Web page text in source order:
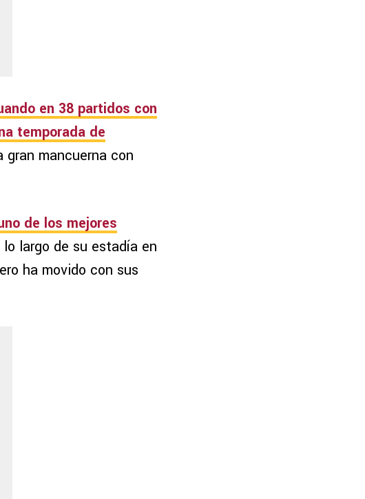
en 38 partidos con
temporada de
gran mancuerna con
de los mejores
lo largo de su estadía en
ha movido con sus